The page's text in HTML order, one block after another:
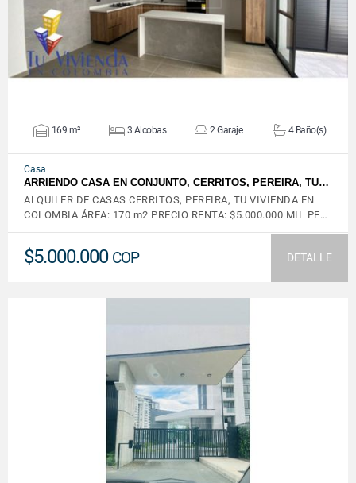
169 m² 3 Alcobas 2 Garaje 4 Baño(s)
Casa
ARRIENDO CASA EN CONJUNTO, CERRITOS, PEREIRA, TU…
ALQUILER DE CASAS CERRITOS, PEREIRA, TU VIVIENDA EN
COLOMBIA ÁREA: 170 m2 PRECIO RENTA: $5.000.000 MIL PE…
$5.000.000 COP DETALLE
VER DETALLES